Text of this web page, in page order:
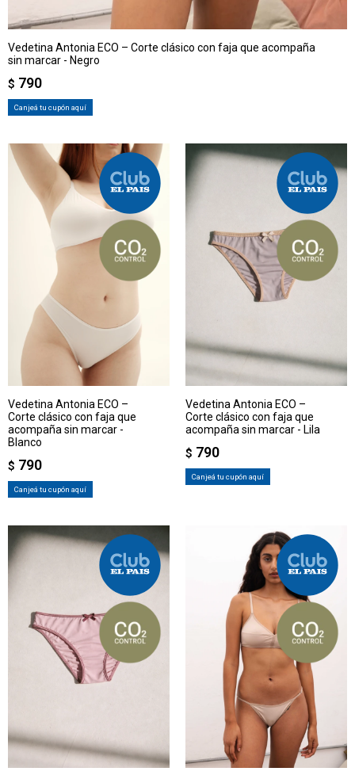
Vedetina Antonia ECO – Corte clásico con faja que acompaña
sin marcar - Negro
$ 790
Canjeá tu cupón aquí
Vedetina Antonia ECO –
Corte clásico con faja que
acompaña sin marcar -
Blanco
$ 790
Canjeá tu cupón aquí
Vedetina Antonia ECO –
Corte clásico con faja que
acompaña sin marcar - Lila
$ 790
Canjeá tu cupón aquí